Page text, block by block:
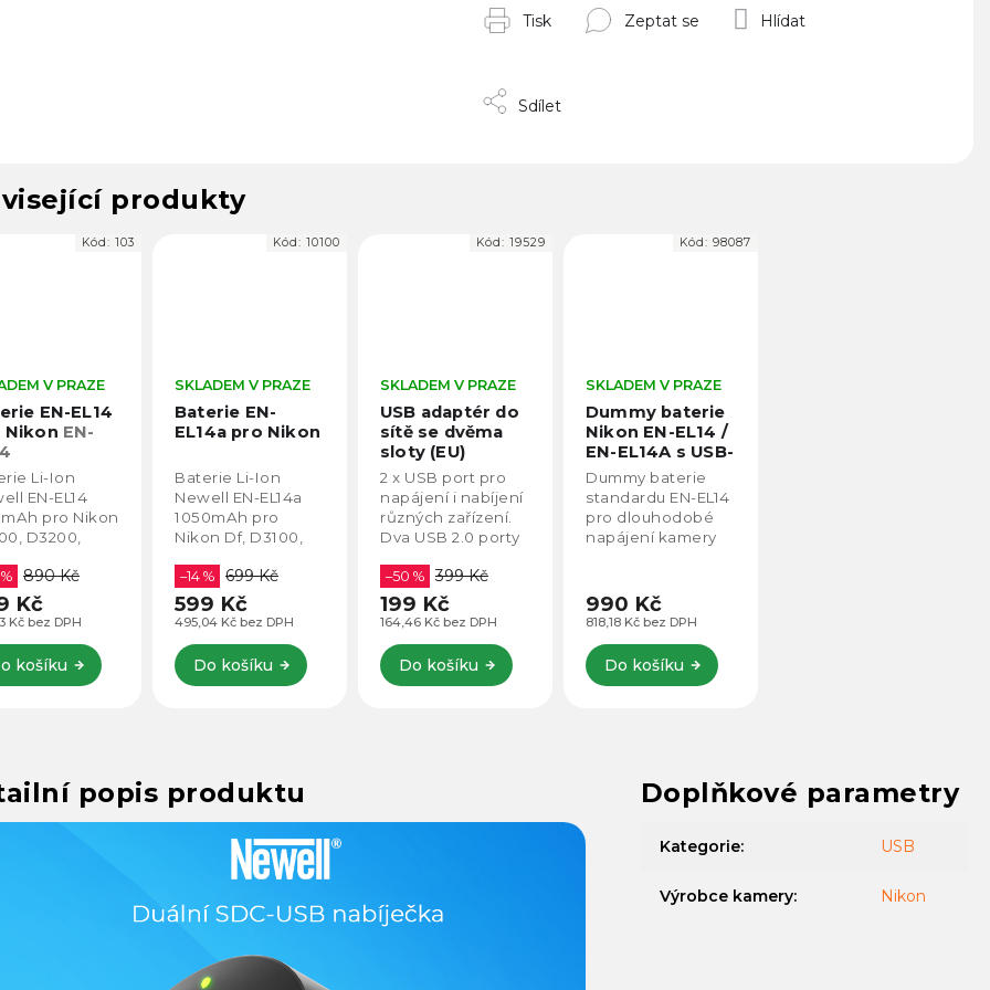
Tisk Zeptat se Hlídat
Sdílet
produkty
EN-EL14
Nikon EN-
V PRAZE
Kč bez DPH
890 Kč
Kč
košíku
Li-Ion
EN-EL14
pro Nikon
D3200,
D5300,
CoolPix
P7100,
Kód: 103
Baterie EN-
EL14a pro Nikon
SKLADEM V PRAZE
495,04 Kč bez DPH
–14 % 699 Kč
599 Kč
Do košíku
Baterie Li-Ion
Newell EN-EL14a
1050mAh pro
Nikon Df, D3100,
D5100, D5200,
D5300, D5500,
CoolPix P7000,
P7800.
Kód: 10100
USB adaptér do
sítě se dvěma
sloty (EU)
SKLADEM V PRAZE
164,46 Kč bez DPH
–50 % 399 Kč
199 Kč
Do košíku
2 x USB port pro
napájení i nabíjení
různých zařízení.
Dva USB 2.0 porty
vidlice do zásuvky.
Kód: 19529
Dummy baterie
Nikon EN-EL14 /
EN-EL14A s USB-
C konektorem
SKLADEM V PRAZE
818,18 Kč bez DPH
990 Kč
Do košíku
Dummy baterie
standardu EN-EL14
pro dlouhodobé
napájení kamery
pro Nikon D3100,
D3200, D3300,
D5300, D5500,
CoolPix P7000,
Kód: 98087
popis produktu Doplňkové parametry
Kategorie: USB
Výrobce kamery: Nikon